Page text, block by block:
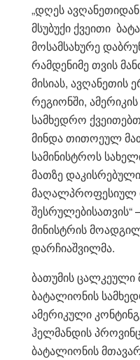
„დღეს
მსუბუქი ქვეითი
მოსამსახურე
რამდენიმე თვის
მისიას,
რეგიონში,
სამხედრო
მინდა თითოეულ
სამინისტროს
მათზე დაკისრებული
მაღალპროფესიულ
შესრულებისათვის“
მინისტრის
დარჩიაშვილმა.
ბათუმის ცალკეული
ბატალიონის
ამერიკული
ჰელმანდის
ბატალიონის